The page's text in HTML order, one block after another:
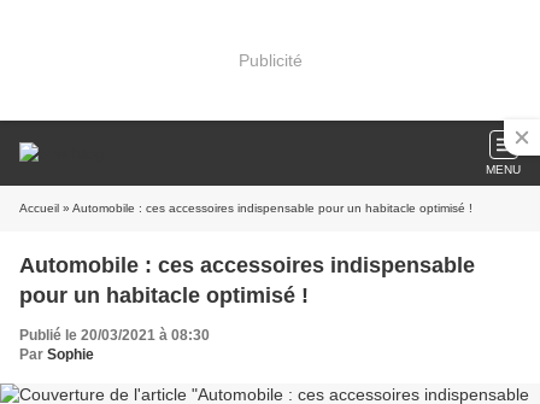
Publicité
MENU
Accueil » Automobile : ces accessoires indispensable pour un habitacle optimisé !
Automobile : ces accessoires indispensable
pour un habitacle optimisé !
Publié le 20/03/2021 à 08:30
Par Sophie